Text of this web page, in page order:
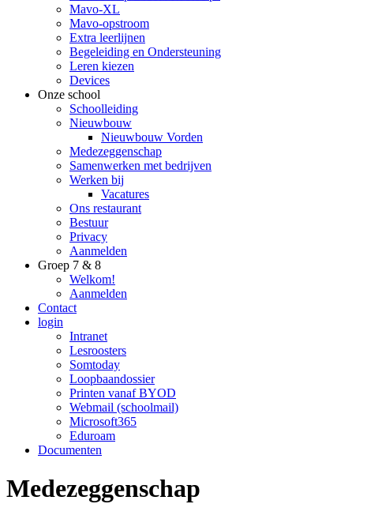
Mavo-XL
Mavo-opstroom
Extra leerlijnen
Begeleiding en Ondersteuning
Leren kiezen
Devices
Onze school
Schoolleiding
Nieuwbouw
Nieuwbouw Vorden
Medezeggenschap
Samenwerken met bedrijven
Werken bij
Vacatures
Ons restaurant
Bestuur
Privacy
Aanmelden
Groep 7 & 8
Welkom!
Aanmelden
Contact
login
Intranet
Lesroosters
Somtoday
Loopbaandossier
Printen vanaf BYOD
Webmail (schoolmail)
Microsoft365
Eduroam
Documenten
Medezeggenschap